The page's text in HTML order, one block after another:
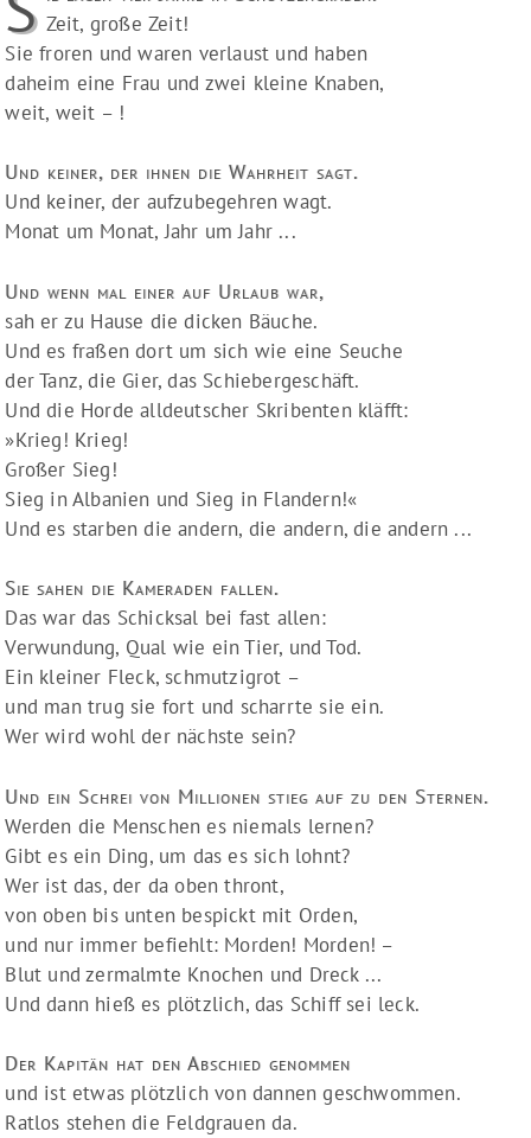
Zeit, große Zeit!
Sie froren und waren verlaust und haben
daheim eine Frau und zwei kleine Knaben,
weit, weit – !
Und keiner, der ihnen die Wahrheit sagt.
Und keiner, der aufzubegehren wagt.
Monat um Monat, Jahr um Jahr ...
Und wenn mal einer auf Urlaub war,
sah er zu Hause die dicken Bäuche.
Und es fraßen dort um sich wie eine Seuche
der Tanz, die Gier, das Schiebergeschäft.
Und die Horde alldeutscher Skribenten kläfft:
»Krieg! Krieg!
Großer Sieg!
Sieg in Albanien und Sieg in Flandern!«
Und es starben die andern, die andern, die andern ...
Sie sahen die Kameraden fallen.
Das war das Schicksal bei fast allen:
Verwundung, Qual wie ein Tier, und Tod.
Ein kleiner Fleck, schmutzigrot –
und man trug sie fort und scharrte sie ein.
Wer wird wohl der nächste sein?
Und ein Schrei von Millionen stieg auf zu den Sternen.
Werden die Menschen es niemals lernen?
Gibt es ein Ding, um das es sich lohnt?
Wer ist das, der da oben thront,
von oben bis unten bespickt mit Orden,
und nur immer befiehlt: Morden! Morden! –
Blut und zermalmte Knochen und Dreck ...
Und dann hieß es plötzlich, das Schiff sei leck.
Der Kapitän hat den Abschied genommen
und ist etwas plötzlich von dannen geschwommen.
Ratlos stehen die Feldgrauen da.